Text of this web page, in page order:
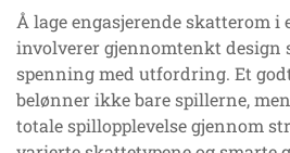
Å lage engasjerende skatterom i
involverer gjennomtenkt design
spenning med utfordring. Et
belønner ikke bare spillerne,
totale spillopplevelse gjennom